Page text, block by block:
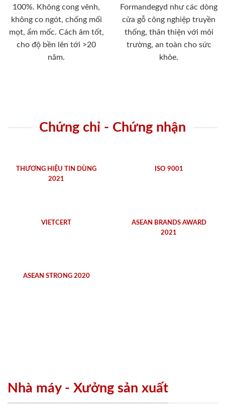
100%. Không cong vênh,
không co ngót, chống mối
mọt, ẩm mốc. Cách âm tốt,
cho độ bền lên tới >20
năm.
Formandegyd như các dòng
cửa gỗ công nghiệp truyền
thống, thân thiện với môi
trường, an toàn cho sức
khỏe.
Chứng chỉ - Chứng nhận
THƯƠNG HIỆU TIN DÙNG
2021
ISO 9001
VIETCERT
ASEAN BRANDS AWARD
2021
ASEAN STRONG 2020
Nhà máy - Xưởng sản xuất